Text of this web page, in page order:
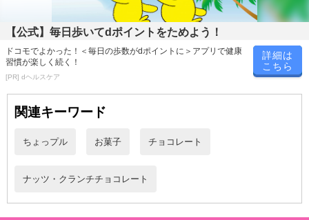
来ない地域の方は、お申込みいただけませんので、ご了承ください
ませ。
※配送時に、ご不在でお受け取りいただけなかった場合、通常より
保管期間が短くなっておりますので、お早目に配送業者へ再配達を
す。お申込みは、キャンセル返金とさせていただきます。
※クロネコメンバーズへご登録いただきましても「再配達依頼・お
届け日変更」をお受けが出来ません。
※お申込み後のキャンセルはお受けできません。
【公式】毎日歩いてdポイントをためよう！
ドコモでよかった！＜毎日の歩数がdポイントに＞アプリで健康
習慣が楽しく続く！
[PR] dヘルスケア
詳細は
こちら
関連キーワード
ちょっプル お菓子 チョコレート
ナッツ・クランチチョコレート